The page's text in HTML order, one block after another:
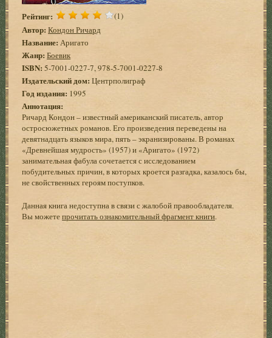
Рейтинг: (1)
Автор: Кондон Ричард
Название: Аригато
Жанр: Боевик
ISBN: 5-7001-0227-7, 978-5-7001-0227-8
Издательский дом: Центрполиграф
Год издания: 1995
Аннотация:
Ричард Кондон – известный американский писатель, автор
остросюжетных романов. Его произведения переведены на
девятнадцать языков мира, пять – экранизированы. В романах
«Древнейшая мудрость» (1957) и «Аригато» (1972)
занимательная фабула сочетается с исследованием
побудительных причин, в которых кроется разгадка, казалось бы,
не свойственных героям поступков.
Данная книга недоступна в связи с жалобой правообладателя.
Вы можетепрочитать ознакомительный фрагмент книги.